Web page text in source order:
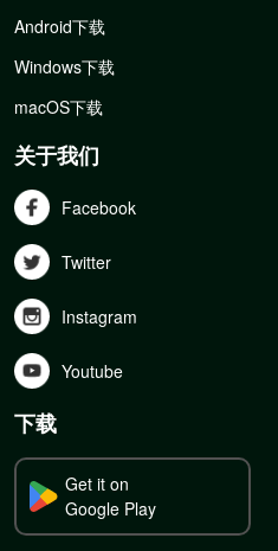
Android下载
Windows下载
macOS下载
关于我们
Facebook
Twitter
Instagram
Youtube
下载
Get it on
Google Play